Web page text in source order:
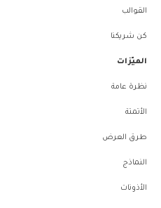
القوالب
كن شريكنا
الميّزات
نظرة عامة
الأتمتة
طرق العرض
النماذج
الأذونات